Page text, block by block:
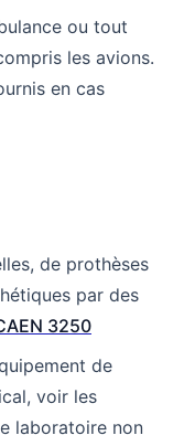
ou tout
les avions.
en cas
de prothèses
par des
3250
de
voir les
laboratoire non